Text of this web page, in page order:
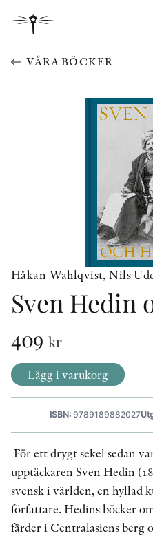
VÅRA BÖCKER
Håkan Wahlqvist, Nils
Sven Hedin
409 kr
Lägg i varukorg
ISBN:9789189882027
För ett drygt sekel sedan
upptäckaren Sven Hedin
svensk i världen, en hyllad
författare. Hedins böcker
färder i Centralasiens berg